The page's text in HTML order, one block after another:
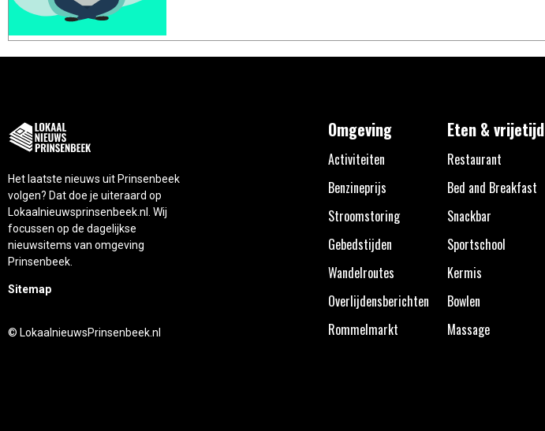
Het laatste nieuws uit Prinsenbeek
volgen? Dat doe je uiteraard op
Lokaalnieuwsprinsenbeek.nl. Wij
focussen op de dagelijkse
nieuwsitems van omgeving
Prinsenbeek.
Sitemap
© LokaalnieuwsPrinsenbeek.nl
Omgeving
Activiteiten
Benzineprijs
Stroomstoring
Gebedstijden
Wandelroutes
Overlijdensberichten
Rommelmarkt
Eten & vrijetijd
Restaurant
Bed and Breakfast
Snackbar
Sportschool
Kermis
Bowlen
Massage